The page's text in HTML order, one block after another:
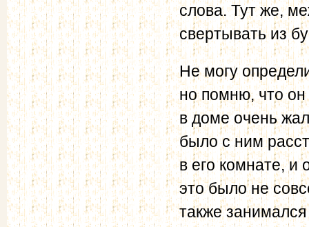
слова. Тут же,
свертывать из
Не могу
но помню, что
в доме очень
было с ним
в его комнате, и
это было не
также